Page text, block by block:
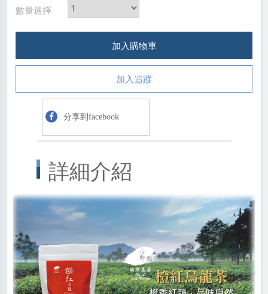
數量選擇
加入購物車
加入追蹤
分享到facebook
詳細介紹